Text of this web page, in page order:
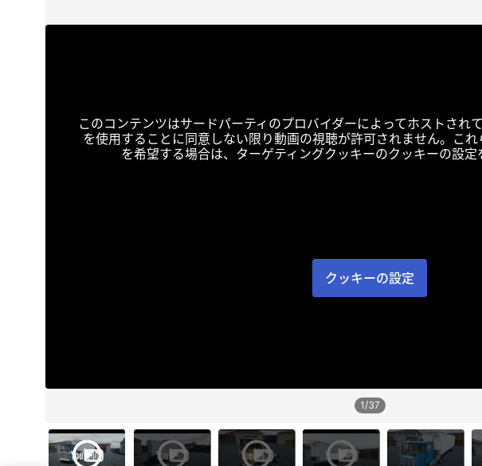
このコンテンツはサードパーティのプロバイダーによってホストされ
を使用することに同意しない限り動画の視聴が許可されません。こ
を希望する場合は、ターゲティングクッキーのクッキーの設定
クッキーの設定
1/37